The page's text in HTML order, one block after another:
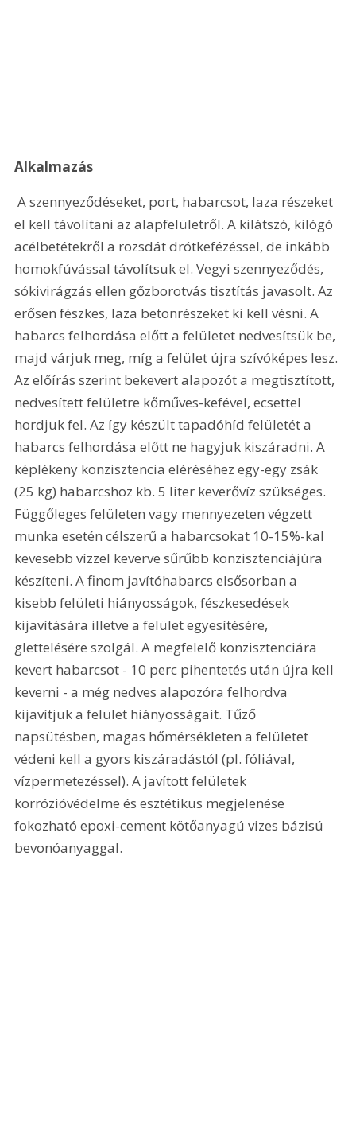
Alkalmazás
A szennyeződéseket, port, habarcsot, laza részeket
el kell távolítani az alapfelületről. A kilátszó, kilógó
acélbetétekről a rozsdát drótkefézéssel, de inkább
homokfúvással távolítsuk el. Vegyi szennyeződés,
sókivirágzás ellen gőzborotvás tisztítás javasolt. Az
erősen fészkes, laza betonrészeket ki kell vésni. A
habarcs felhordása előtt a felületet nedvesítsük be,
majd várjuk meg, míg a felület újra szívóképes lesz.
Az előírás szerint bekevert alapozót a megtisztított,
nedvesített felületre kőműves-kefével, ecsettel
hordjuk fel. Az így készült tapadóhíd felületét a
habarcs felhordása előtt ne hagyjuk kiszáradni. A
képlékeny konzisztencia eléréséhez egy-egy zsák
(25 kg) habarcshoz kb. 5 liter keverővíz szükséges.
Függőleges felületen vagy mennyezeten végzett
munka esetén célszerű a habarcsokat 10-15%-kal
kevesebb vízzel keverve sűrűbb konzisztenciájúra
készíteni. A finom javítóhabarcs elsősorban a
kisebb felületi hiányosságok, fészkesedések
kijavítására illetve a felület egyesítésére,
glettelésére szolgál. A megfelelő konzisztenciára
kevert habarcsot - 10 perc pihentetés után újra kell
keverni - a még nedves alapozóra felhordva
kijavítjuk a felület hiányosságait. Tűző
napsütésben, magas hőmérsékleten a felületet
védeni kell a gyors kiszáradástól (pl. fóliával,
vízpermetezéssel). A javított felületek
korrózióvédelme és esztétikus megjelenése
fokozható epoxi-cement kötőanyagú vizes bázisú
bevonóanyaggal.